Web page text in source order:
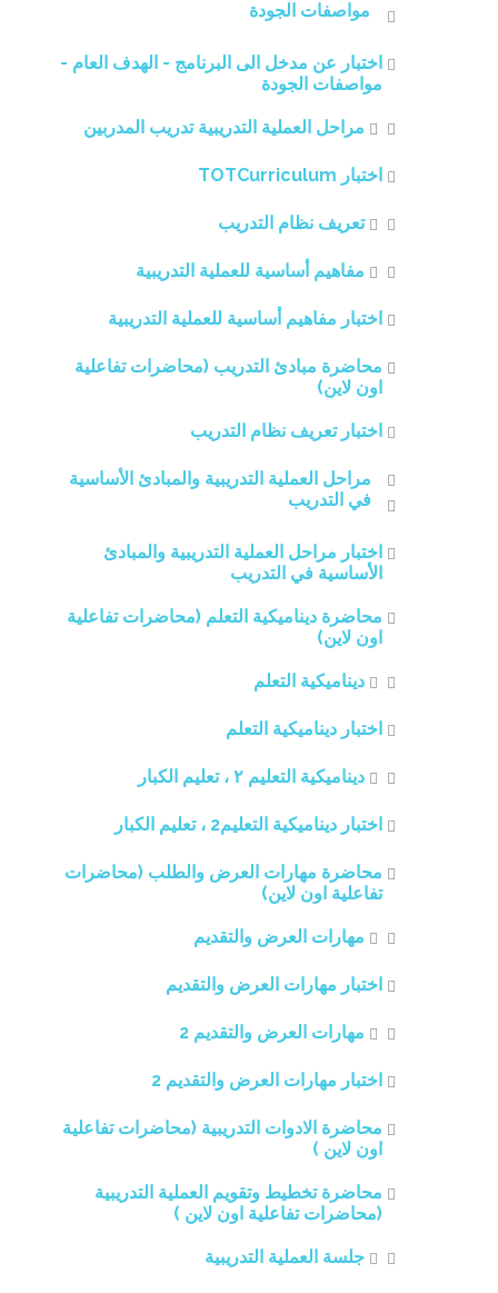
مواصفات الجودة
اختبار عن مدخل الى البرنامج - الهدف العام -
مواصفات الجودة
مراحل العملية التدريبية تدريب المدربين
اختبار TOTCurriculum
تعريف نظام التدريب
مفاهيم أساسية للعملية التدريبية
اختبار مفاهيم أساسية للعملية التدريبية
محاضرة مبادئ التدريب (محاضرات تفاعلية
اون لاين)
اختبار تعريف نظام التدريب
مراحل العملية التدريبية والمبادئ الأساسية
في التدريب
اختبار مراحل العملية التدريبية والمبادئ
الأساسية في التدريب
محاضرة ديناميكية التعلم (محاضرات تفاعلية
اون لاين)
ديناميكية التعلم
اختبار ديناميكية التعلم
ديناميكية التعليم ٢ ، تعليم الكبار
اختبار ديناميكية التعليم2 ، تعليم الكبار
محاضرة مهارات العرض والطلب (محاضرات
تفاعلية اون لاين)
مهارات العرض والتقديم
اختبار مهارات العرض والتقديم
مهارات العرض والتقديم 2
اختبار مهارات العرض والتقديم 2
محاضرة الادوات التدريبية (محاضرات تفاعلية
اون لاين )
محاضرة تخطيط وتقويم العملية التدريبية
(محاضرات تفاعلية اون لاين )
جلسة العملية التدريبية